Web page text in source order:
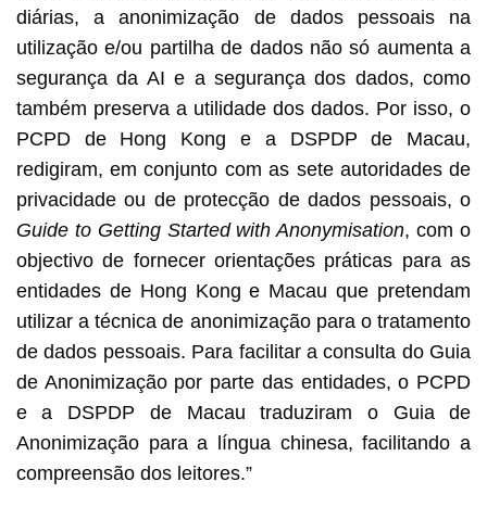
diárias, a anonimização de dados pessoais na
utilização e/ou partilha de dados não só aumenta a
segurança da AI e a segurança dos dados, como
também preserva a utilidade dos dados. Por isso, o
PCPD de Hong Kong e a DSPDP de Macau,
redigiram, em conjunto com as sete autoridades de
privacidade ou de protecção de dados pessoais, o
Guideto Getting Started with Anonymisation, com o
objectivo de fornecer orientações práticas para as
entidades de Hong Kong e Macau que pretendam
utilizar a técnica de anonimização para o tratamento
de dados pessoais. Para facilitar a consulta do Guia
de Anonimização por parte das entidades, o PCPD
e a DSPDP de Macau traduziram o Guia de
Anonimização para a língua chinesa, facilitando a
compreensão dos leitores.”